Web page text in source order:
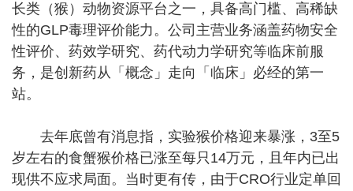
长类（猴）动物资源平台之一，具备高门槛、高稀缺
性的GLP毒理评价能力。公司主营业务涵盖药物安全
性评价、药效学研究、药代动力学研究等临床前服
务，是创新药从「概念」走向「临床」必经的第一
站。
去年底曾有消息指，实验猴价格迎来暴涨，3至5
岁左右的食蟹猴价格已涨至每只14万元，且年内已出
现供不应求局面。当时更有传，由于CRO行业定单回